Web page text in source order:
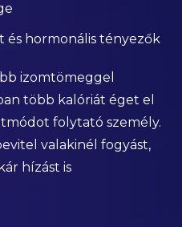
és hormonális tényezők
izomtömeggel
több kalóriát éget el
folytató személy.
valakinél fogyást,
hízást is